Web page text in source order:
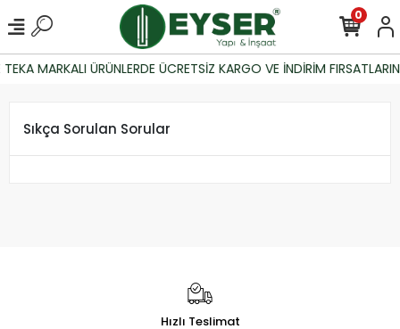
MARKALI ÜRÜNLERDE ÜCRETSİZ KARGO VE İNDİRİM
0
Sıkça Sorulan Sorular
Hızlı Teslimat